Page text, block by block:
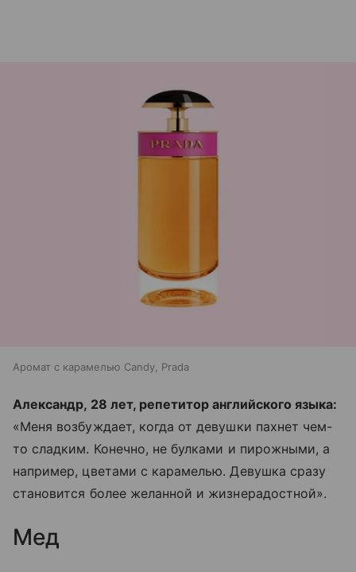
Аромат с карамелью Candy, Prada
Александр, 28 лет, репетитор английского языка:
«Меня возбуждает, когда от девушки пахнет чем-
то сладким. Конечно, не булками и пирожными, а
например, цветами с карамелью. Девушка сразу
становится более желанной и жизнерадостной».
Мед